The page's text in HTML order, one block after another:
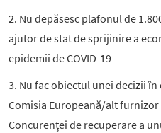
2. Nu depăsesc plafonul de
ajutor de stat de sprijinire a
epidemii de COVID-19
3. Nu fac obiectul unei decizii
Comisia Europeană/alt
Concurenței de recuperare a